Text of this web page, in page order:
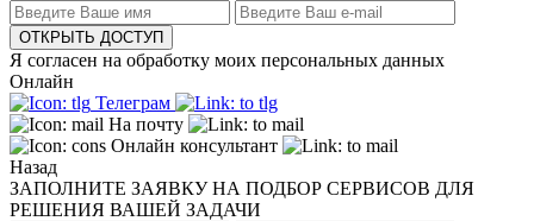
ОТКРЫТЬ ДОСТУП
Я согласен на обработку моих персональных данных
Онлайн
Телеграм
На почту
Онлайн консультант
Назад
ЗАПОЛНИТЕ ЗАЯВКУ НА ПОДБОР СЕРВИСОВ ДЛЯ
РЕШЕНИЯ ВАШЕЙ ЗАДАЧИ